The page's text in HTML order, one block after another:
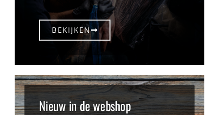
BEKIJKEN
Nieuw in de webshop